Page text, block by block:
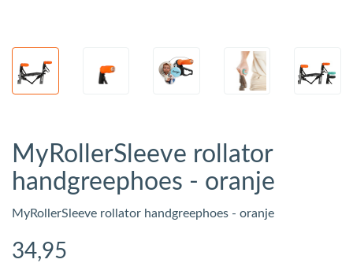
MyRollerSleeve rollator
handgreephoes - oranje
MyRollerSleeve rollator handgreephoes - oranje
34,95